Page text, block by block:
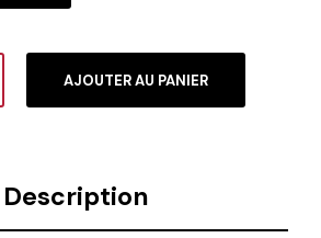
AJOUTER AU PANIER
Description